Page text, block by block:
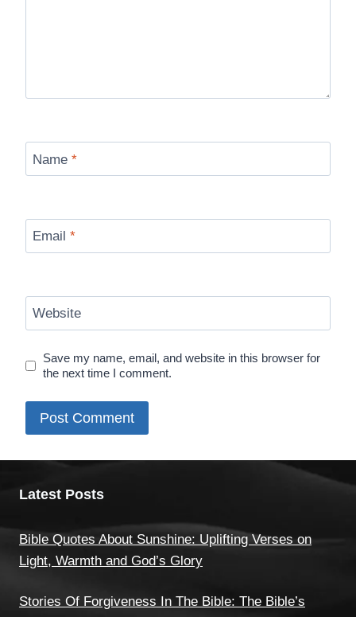
Name *
Email *
Website
Save my name, email, and website in this browser for
the next time I comment.
Latest Posts
Bible Quotes About Sunshine: Uplifting Verses on
Light, Warmth and God’s Glory
Stories Of Forgiveness In The Bible: The Bible’s